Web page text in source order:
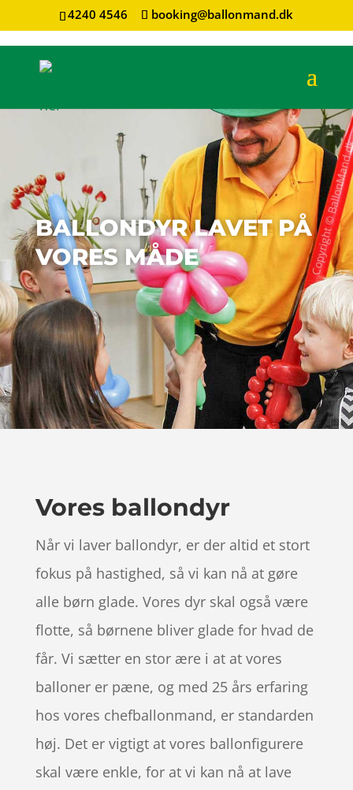
4240 4546 booking@ballonmand.dk
BALLONDYR LAVET PÅ
VORES MÅDE
Vores ballondyr
Når vi laver ballondyr, er der altid et stort
fokus på hastighed, så vi kan nå at gøre
alle børn glade. Vores dyr skal også være
flotte, så børnene bliver glade for hvad de
får. Vi sætter en stor ære i at at vores
balloner er pæne, og med 25 års erfaring
hos vores chefballonmand, er standarden
høj. Det er vigtigt at vores ballonfigurere
skal være enkle, for at vi kan nå at lave